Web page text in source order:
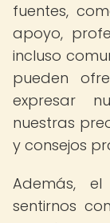
fuentes,
apoyo,
incluso
pueden
expresar
nuestras
y consejos
Además,
sentirnos